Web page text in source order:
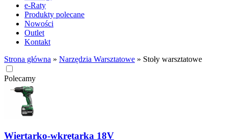
e-Raty
Produkty polecane
Nowości
Outlet
Kontakt
Strona główna » Narzędzia Warsztatowe » Stoły warsztatowe
Polecamy
Wiertarko-wkrętarka 18V